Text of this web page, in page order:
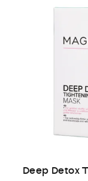
Deep Detox